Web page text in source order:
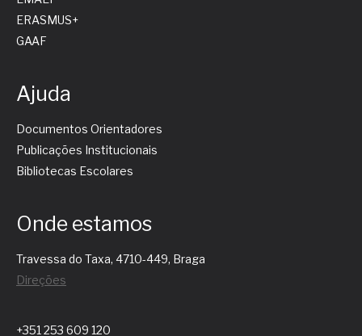
ERASMUS+
GAAF
Ajuda
Documentos Orientadores
Publicações Institucionais
Bibliotecas Escolares
Onde estamos
Travessa do Taxa, 4710-449, Braga
Direções
+351 253 609 120